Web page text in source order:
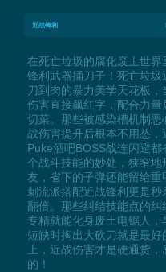
近战锋利
在死亡垃圾的腐化废土世界
锋利武器捅刀子！死亡垃
刀到肉的暴力美学天花板
伤害直接飙红字，配合力
切菜。那些被感染槽机制
战伤害提升后根本不用怂，
Puke酒吧BOSS战连闪避
个战斗技能的妙处，狭窄
友，省下的子弹还能留给
刺流派搭配近战锋利更是
翻倍。那些纠结技能点的
专精就能化身废土电锯人
短缺时掏出大砍刀就是最
上，近战伤害才是硬通货
的！